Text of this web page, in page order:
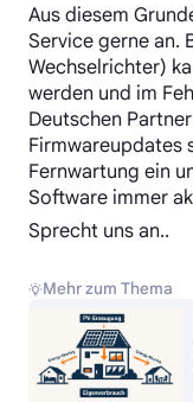
Aus diesem
Service gerne an.
Wechselrichter)
werden und im
Deutschen
Firmwareupdates
Fernwartung ein
Software immer
Sprecht uns an..
Mehr zum Thema